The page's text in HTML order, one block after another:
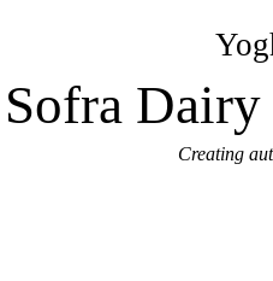
Sofra
Creating